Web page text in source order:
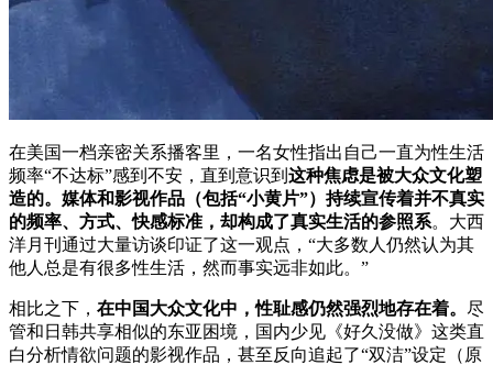
在美国一档亲密关系播客里，一名女性指出自己一直为性生活
频率“不达标”感到不安，直到意识到 这种焦虑是被大众文化塑
造的。媒体和影视作品（包括“小黄片”）持续宣传着并不真实
的频率、方式、快感标准，却构成了真实生活的参照系。大西
洋月刊通过大量访谈印证了这一观点，“大多数人仍然认为其
他人总是有很多性生活，然而事实远非如此。”
相比之下， 在中国大众文化中，性耻感仍然强烈地存在着。 尽
管和日韩共享相似的东亚困境，国内少见《好久没做》这类直
白分析情欲问题的影视作品，甚至反向追起了“双洁”设定（原